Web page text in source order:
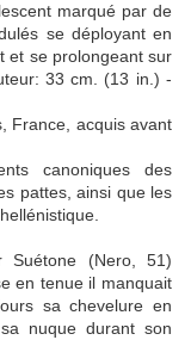
marqué par de
se déployant en
et se prolongeant sur
33 cm. (13 in.) -
France, acquis avant
canoniques des
pattes, ainsi que les
(Nero, 51)
en tenue il manquait
sa chevelure en
nuque durant son